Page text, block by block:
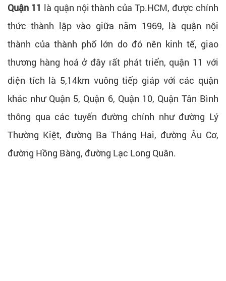
Quận 11 là quận nội thành của Tp.HCM, được chính
thức thành lập vào giữa năm 1969, là quận nội
thành của thành phố lớn do đó nên kinh tế, giao
thương hàng hoá ở đây rất phát triển, quận 11 với
diện tích là 5,14km vuông tiếp giáp với các quận
khác như Quận 5, Quận 6, Quận 10, Quận Tân Bình
thông qua các tuyến đường chính như đường Lý
Thường Kiệt, đường Ba Tháng Hai, đường Âu Cơ,
đường Hồng Bàng, đường Lạc Long Quân.